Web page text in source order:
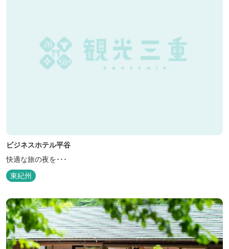
ビジネスホテル平谷
快適な旅の夜を･･･
東紀州